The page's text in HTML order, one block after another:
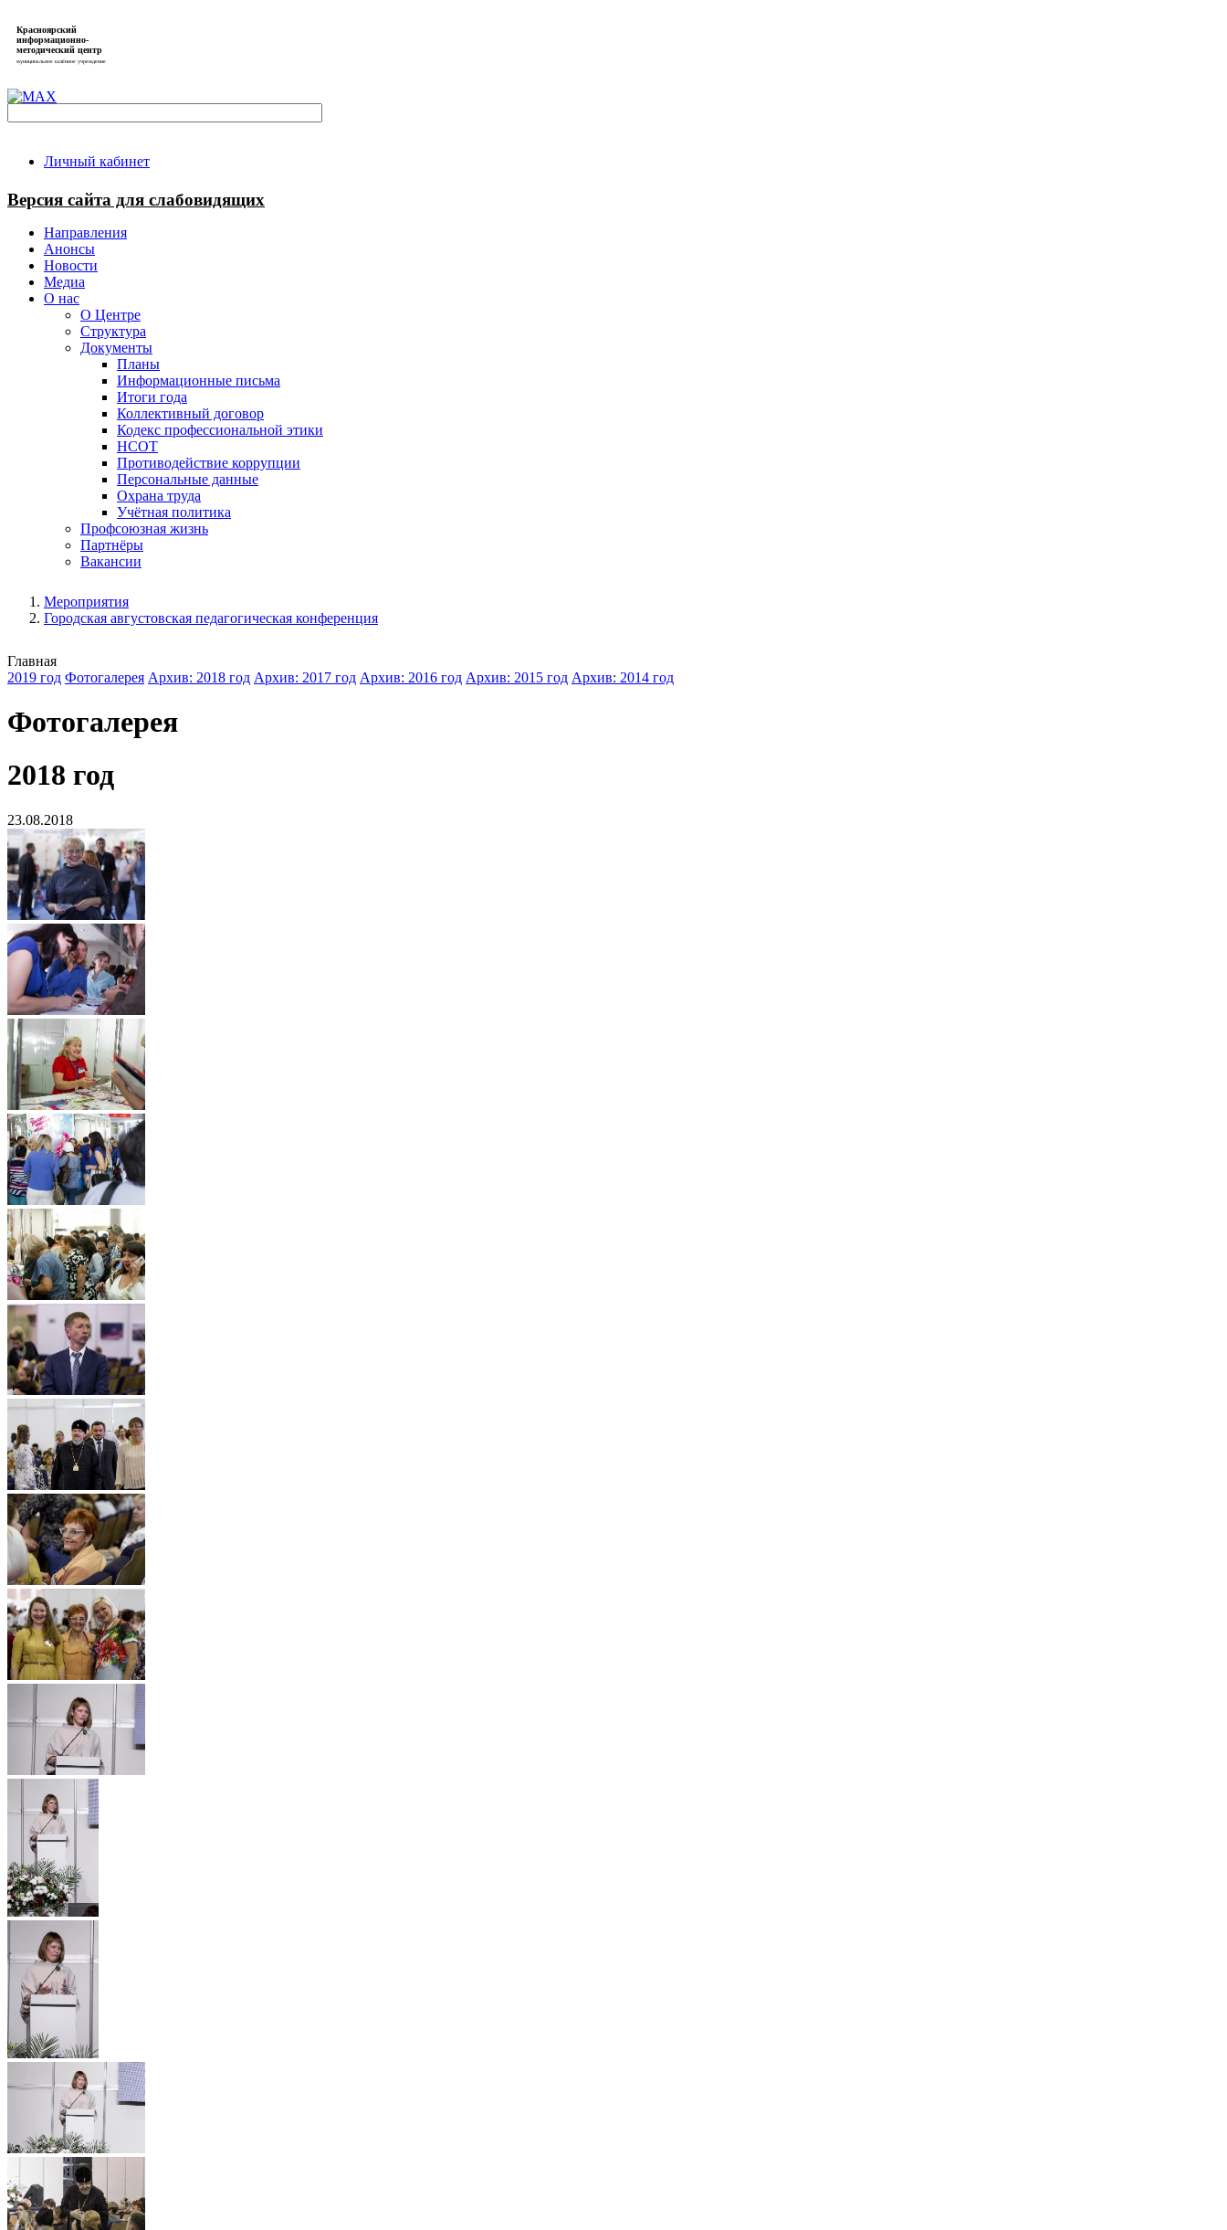
Красноярский
информационно-
методический центр
муниципальное казённое учреждение
Личный кабинет
Версия сайта для слабовидящих
Направления
Анонсы
Новости
Медиа
О нас
О Центре
Структура
Документы
Планы
Информационные письма
Итоги года
Коллективный договор
Кодекс профессиональной этики
НСОТ
Противодействие коррупции
Персональные данные
Охрана труда
Учётная политика
Профсоюзная жизнь
Партнёры
Вакансии
Мероприятия
Городская августовская педагогическая конференция
Главная
2019 год Фотогалерея Архив: 2018 год Архив: 2017 год Архив: 2016 год Архив: 2015 год Архив: 2014 год
Фотогалерея
2018 год
23.08.2018